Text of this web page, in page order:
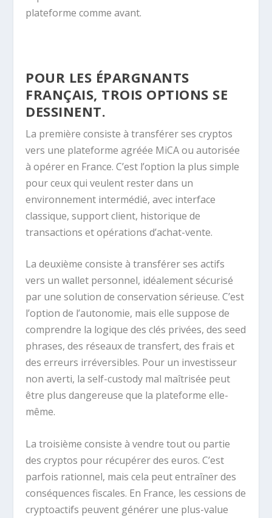
plateforme comme avant.
POUR LES ÉPARGNANTS
FRANÇAIS, TROIS OPTIONS SE
DESSINENT.
La première consiste à transférer ses cryptos
vers une plateforme agréée MiCA ou autorisée
à opérer en France. C’est l’option la plus simple
pour ceux qui veulent rester dans un
environnement intermédié, avec interface
classique, support client, historique de
transactions et opérations d’achat-vente.
La deuxième consiste à transférer ses actifs
vers un wallet personnel, idéalement sécurisé
par une solution de conservation sérieuse. C’est
l’option de l’autonomie, mais elle suppose de
comprendre la logique des clés privées, des seed
phrases, des réseaux de transfert, des frais et
des erreurs irréversibles. Pour un investisseur
non averti, la self-custody mal maîtrisée peut
être plus dangereuse que la plateforme elle-
même.
La troisième consiste à vendre tout ou partie
des cryptos pour récupérer des euros. C’est
parfois rationnel, mais cela peut entraîner des
conséquences fiscales. En France, les cessions de
cryptoactifs peuvent générer une plus-value